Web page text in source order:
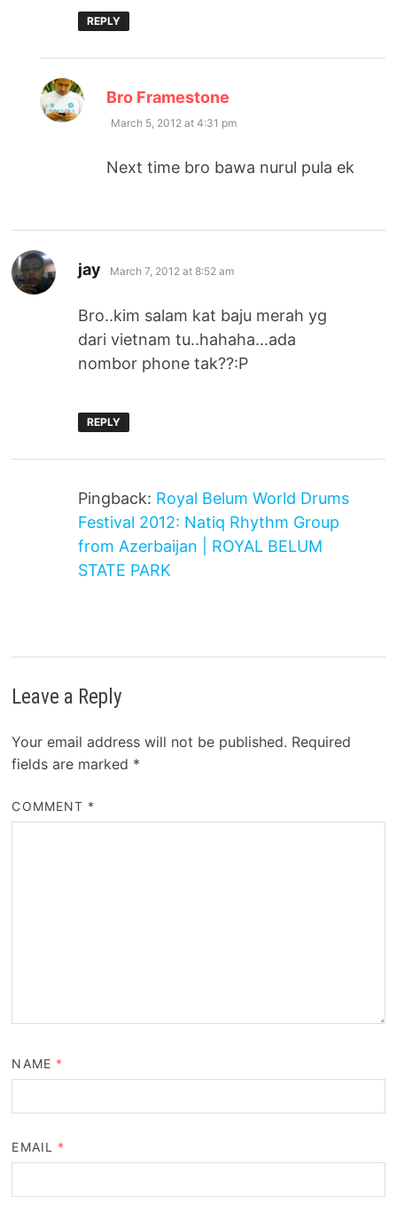
REPLY
Bro Framestone
March 5, 2012 at 4:31 pm
Next time bro bawa nurul pula ek
jay says:
March 7, 2012 at 8:52 am
Bro..kim salam kat baju merah yg
dari vietnam tu..hahaha…ada
nombor phone tak??:P
REPLY
Pingback: Royal Belum World Drums
Festival 2012: Natiq Rhythm Group
from Azerbaijan | ROYAL BELUM
STATE PARK
Leave a Reply
Your email address will not be published. Required
fields are marked *
COMMENT *
NAME *
EMAIL *